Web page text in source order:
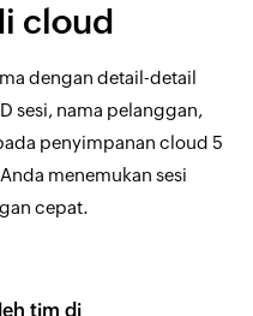
cloud
dengan detail-detail
sesi, nama pelanggan,
penyimpanan cloud 5
menemukan sesi
cepat.
tim di